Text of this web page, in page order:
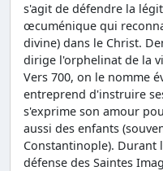
s'agit de défendre la
œcuménique qui
divine) dans le Christ.
dirige l'orphelinat de la
Vers 700, on le nomme
entreprend d'instruire
s'exprime son amour
aussi des enfants
Constantinople). Durant
défense des Saintes